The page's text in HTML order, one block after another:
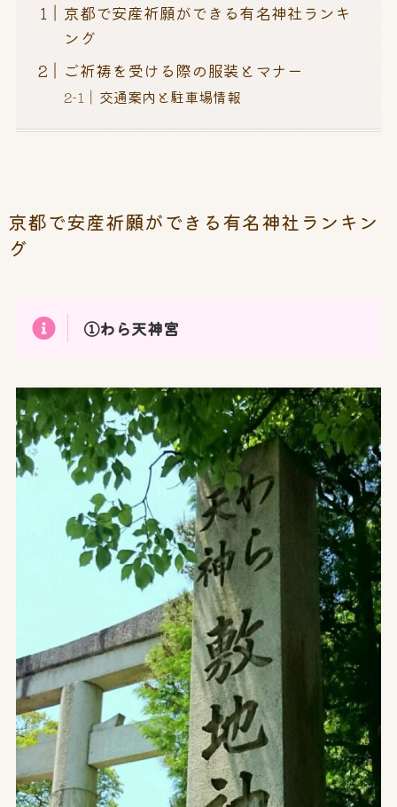
京都で安産祈願ができる有名神社ランキ
ング
ご祈祷を受ける際の服装とマナー
交通案内と駐車場情報
京都で安産祈願ができる有名神社ランキン
グ
①わら天神宮